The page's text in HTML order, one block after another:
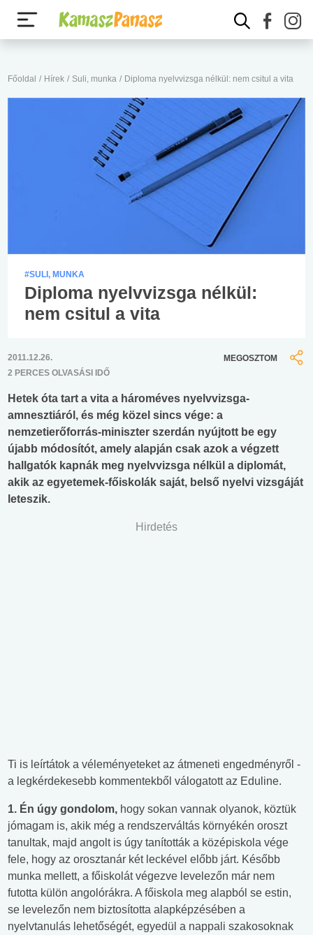
Főoldal / Hírek / Suli, munka / Diploma nyelvvizsga nélkül: nem csitul a vita
#SULI, MUNKA
Diploma nyelvvizsga nélkül:
nem csitul a vita
2011.12.26.
2 PERCES OLVASÁSI IDŐ
MEGOSZTOM
Hetek óta tart a vita a hároméves nyelvvizsga-
amnesztiáról, és még közel sincs vége: a
nemzetierőforrás-miniszter szerdán nyújtott be egy
újabb módosítót, amely alapján csak azok a végzett
hallgatók kapnák meg nyelvvizsga nélkül a diplomát,
akik az egyetemek-főiskolák saját, belső nyelvi vizsgáját
leteszik.
Hirdetés
Ti is leírtátok a véleményeteket az átmeneti engedményről -
a legkérdekesebb kommentekből válogatott az Eduline.
1. Én úgy gondolom, hogy sokan vannak olyanok, köztük
jómagam is, akik még a rendszerváltás környékén oroszt
tanultak, majd angolt is úgy tanították a középiskola vége
fele, hogy az orosztanár két leckével előbb járt. Később
munka mellett, a főiskolát végezve levelezőn már nem
futotta külön angolórákra. A főiskola meg alapból se estin,
se levelezőn nem biztosította alapképzésében a
nyelvtanulás lehetőségét, egyedül a nappali szakosoknak